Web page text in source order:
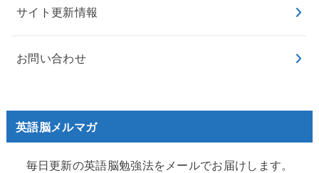
サイト更新情報
お問い合わせ
英語脳メルマガ
毎日更新の英語脳勉強法をメールでお届けします。